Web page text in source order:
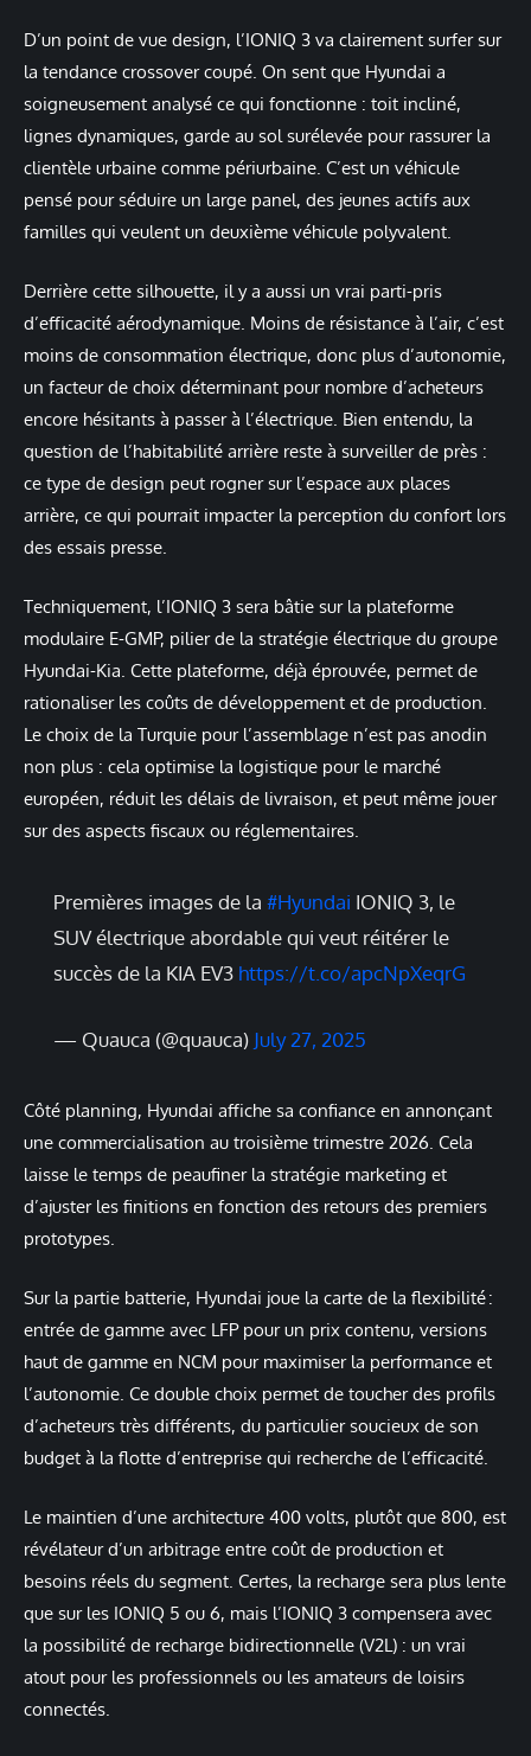
D’un point de vue design, l’IONIQ 3 va clairement surfer sur
la tendance crossover coupé. On sent que Hyundai a
soigneusement analysé ce qui fonctionne : toit incliné,
lignes dynamiques, garde au sol surélevée pour rassurer la
clientèle urbaine comme périurbaine. C’est un véhicule
pensé pour séduire un large panel, des jeunes actifs aux
familles qui veulent un deuxième véhicule polyvalent.
Derrière cette silhouette, il y a aussi un vrai parti-pris
d’efficacité aérodynamique. Moins de résistance à l’air, c’est
moins de consommation électrique, donc plus d’autonomie,
un facteur de choix déterminant pour nombre d’acheteurs
encore hésitants à passer à l’électrique. Bien entendu, la
question de l’habitabilité arrière reste à surveiller de près :
ce type de design peut rogner sur l’espace aux places
arrière, ce qui pourrait impacter la perception du confort lors
des essais presse.
Techniquement, l’IONIQ 3 sera bâtie sur la plateforme
modulaire E-GMP, pilier de la stratégie électrique du groupe
Hyundai-Kia. Cette plateforme, déjà éprouvée, permet de
rationaliser les coûts de développement et de production.
Le choix de la Turquie pour l’assemblage n’est pas anodin
non plus : cela optimise la logistique pour le marché
européen, réduit les délais de livraison, et peut même jouer
sur des aspects fiscaux ou réglementaires.
Premières images de la#Hyundai IONIQ 3, le
SUV électrique abordable qui veut réitérer le
succès de la KIA EV3 https://t.co/apcNpXeqrG
— Quauca (@quauca) July 27, 2025
Côté planning, Hyundai affiche sa confiance en annonçant
une commercialisation au troisième trimestre 2026. Cela
laisse le temps de peaufiner la stratégie marketing et
d’ajuster les finitions en fonction des retours des premiers
prototypes.
Sur la partie batterie, Hyundai joue la carte de la flexibilité :
entrée de gamme avec LFP pour un prix contenu, versions
haut de gamme en NCM pour maximiser la performance et
l’autonomie. Ce double choix permet de toucher des profils
d’acheteurs très différents, du particulier soucieux de son
budget à la flotte d’entreprise qui recherche de l’efficacité.
Le maintien d’une architecture 400 volts, plutôt que 800, est
révélateur d’un arbitrage entre coût de production et
besoins réels du segment. Certes, la recharge sera plus lente
que sur les IONIQ 5 ou 6, mais l’IONIQ 3 compensera avec
la possibilité de recharge bidirectionnelle (V2L) : un vrai
atout pour les professionnels ou les amateurs de loisirs
connectés.